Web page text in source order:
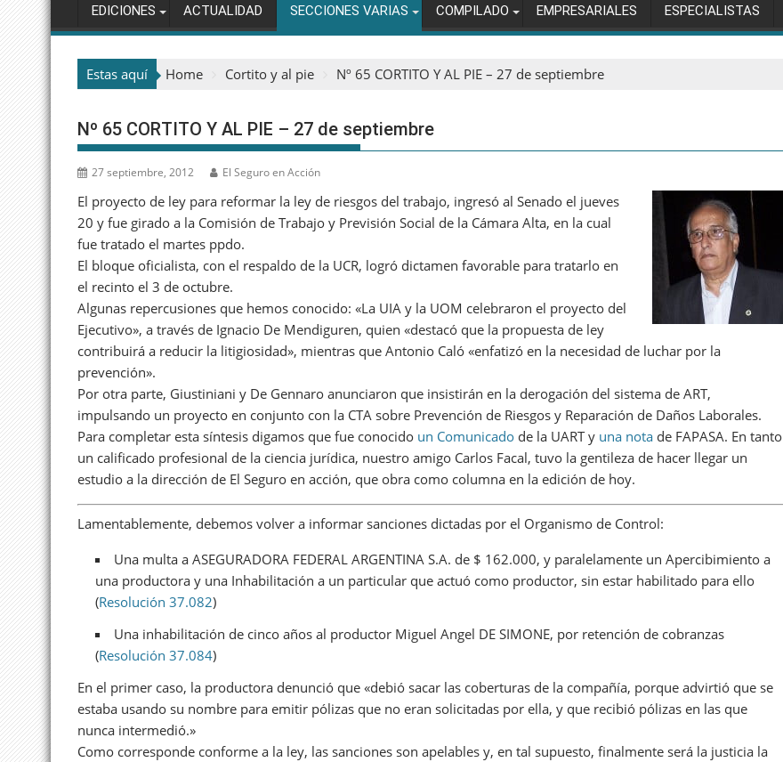
EDICIONES ACTUALIDAD SECCIONES VARIAS COMPILADO EMPRESARIALES ESPECIALISTAS
Estas aquí Home Cortito y al pie Nº 65 CORTITO Y AL PIE – 27 de septiembre
Nº 65 CORTITO Y AL PIE – 27 de septiembre
27 septiembre, 2012 El Seguro en Acción
El proyecto de ley para reformar la ley de riesgos del trabajo, ingresó al Senado el jueves
20 y fue girado a la Comisión de Trabajo y Previsión Social de la Cámara Alta, en la cual
fue tratado el martes ppdo.
El bloque oficialista, con el respaldo de la UCR, logró dictamen favorable para tratarlo en
el recinto el 3 de octubre.
Algunas repercusiones que hemos conocido: «La UIA y la UOM celebraron el proyecto del
Ejecutivo», a través de Ignacio De Mendiguren, quien «destacó que la propuesta de ley
contribuirá a reducir la litigiosidad», mientras que Antonio Caló «enfatizó en la necesidad de luchar por la
prevención».
Por otra parte, Giustiniani y De Gennaro anunciaron que insistirán en la derogación del sistema de ART,
impulsando un proyecto en conjunto con la CTA sobre Prevención de Riesgos y Reparación de Daños Laborales.
Para completar esta síntesis digamos que fue conocido un Comunicado de la UART y una nota de FAPASA. En tanto
un calificado profesional de la ciencia jurídica, nuestro amigo Carlos Facal, tuvo la gentileza de hacer llegar un
estudio a la dirección de El Seguro en acción, que obra como columna en la edición de hoy.
Lamentablemente, debemos volver a informar sanciones dictadas por el Organismo de Control:
Una multa a ASEGURADORA FEDERAL ARGENTINA S.A. de $ 162.000, y paralelamente un Apercibimiento a
una productora y una Inhabilitación a un particular que actuó como productor, sin estar habilitado para ello
(Resolución 37.082)
Una inhabilitación de cinco años al productor Miguel Angel DE SIMONE, por retención de cobranzas
(Resolución 37.084)
En el primer caso, la productora denunció que «debió sacar las coberturas de la compañía, porque advirtió que se
estaba usando su nombre para emitir pólizas que no eran solicitadas por ella, y que recibió pólizas en las que
nunca intermedió.»
Como corresponde conforme a la ley, las sanciones son apelables y, en tal supuesto, finalmente será la justicia la